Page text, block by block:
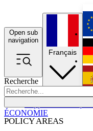
Open sub
navigation
Recherche
POLICY AREAS
Français
ÉCONOMIE